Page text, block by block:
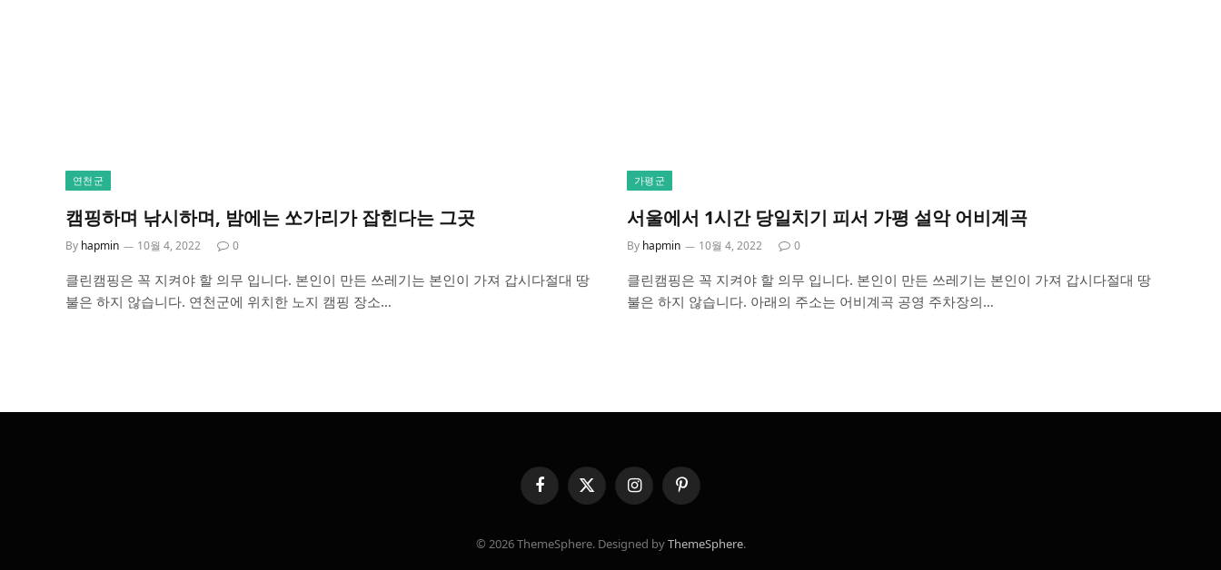
연천군
캠핑하며 낚시하며, 밤에는 쏘가리가 잡힌다는 그곳
By hapmin 10월 4, 2022 0
클린캠핑은 꼭 지켜야 할 의무 입니다. 본인이 만든 쓰레기는 본인이 가져 갑시다절대 땅
불은 하지 않습니다. 연천군에 위치한 노지 캠핑 장소…
가평군
서울에서 1시간 당일치기 피서 가평 설악 어비계곡
By hapmin 10월 4, 2022 0
클린캠핑은 꼭 지켜야 할 의무 입니다. 본인이 만든 쓰레기는 본인이 가져 갑시다절대 땅
불은 하지 않습니다. 아래의 주소는 어비계곡 공영 주차장의…
FacebookX
(Twitter)
InstagramPinterest
© 2026 ThemeSphere. Designed byThemeSphere.